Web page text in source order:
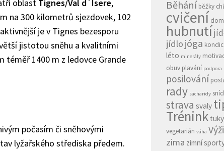
oblast Tignes/Val d´Isere,
na 300 kilometrů sjezdovek, 102
je v Tignes bezesporu
jistotou sněhu a kvalitními
téměř 1400 m z ledovce Grande
počasím či sněhovými
lyžařského střediska předem.
Běhání běžky
cvičení
hubnutí
jídlo jóga
léto minerály
obuv plavání podpora
posilování
rady sacharidy
strava svaly
Trénink tuky
vegetarián váha
zima zimní